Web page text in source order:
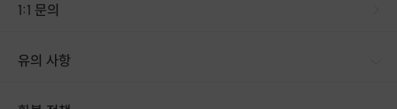
1:1 문의
유의 사항